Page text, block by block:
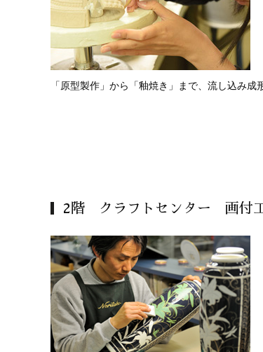
「原型製作」から「釉焼き」まで、流し込み成
2階 クラフトセンター 画付